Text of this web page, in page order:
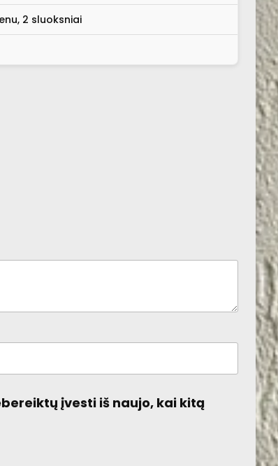
2 sluoksniai
įvesti iš naujo, kai kitą